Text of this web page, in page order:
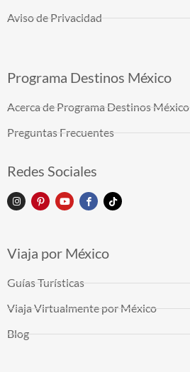
Aviso de Privacidad
Programa Destinos México
Acerca de Programa Destinos México
Preguntas Frecuentes
Redes Sociales
Viaja por México
Guías Turísticas
Viaja Virtualmente por México
Blog